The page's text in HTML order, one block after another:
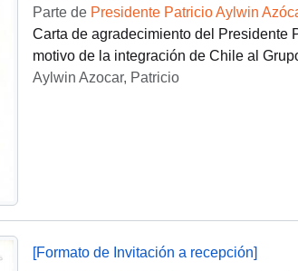
Parte de Presidente Patricio Aylwin
Carta de agradecimiento del Presidente
motivo de la integración de Chile al
Aylwin Azocar, Patricio
[Formato de Invitación a recepción]